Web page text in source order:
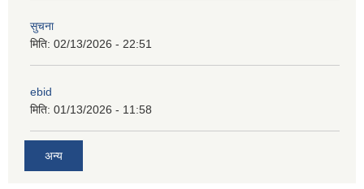
सुचना
मिति: 02/13/2026 - 22:51
ebid
मिति: 01/13/2026 - 11:58
अन्य